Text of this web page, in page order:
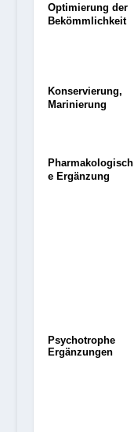
Optimierung der
Bekömmlichkeit
Konservierung,
Marinierung
Pharmakologisch
e Ergänzung
Psychotrophe
Ergänzungen